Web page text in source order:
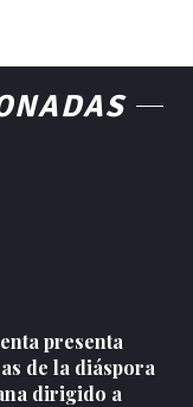
presenta
de la diáspora
dirigido a